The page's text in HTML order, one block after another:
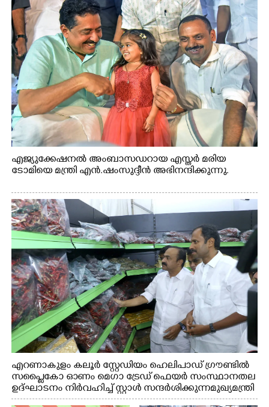
എജ്യുക്കേഷനൽ അംബാസഡറായ എസ്തർ മരിയ
ടോമിയെ മന്ത്രി എൻ.ഷംസുദ്ദീൻ അഭിനന്ദിക്കുന്നു.
എറണാകുളം കലൂർ സ്റ്റേഡിയം ഹെലിപാഡ് ഗ്രൗണ്ടിൽ
സപ്ളൈകോ ഓണം മെഗാ ട്രേഡ് ഫെയർ സംസ്ഥാനതല
ഉദ്ഘാടനം നിർവഹിച്ച് സ്റ്റാൾ സന്ദർശിക്കുന്ന മുഖ്യമന്ത്രി
വി.ഡി. സതീശൻ. മന്ത്രി അനൂപ് ജേക്കബ് സമീപം